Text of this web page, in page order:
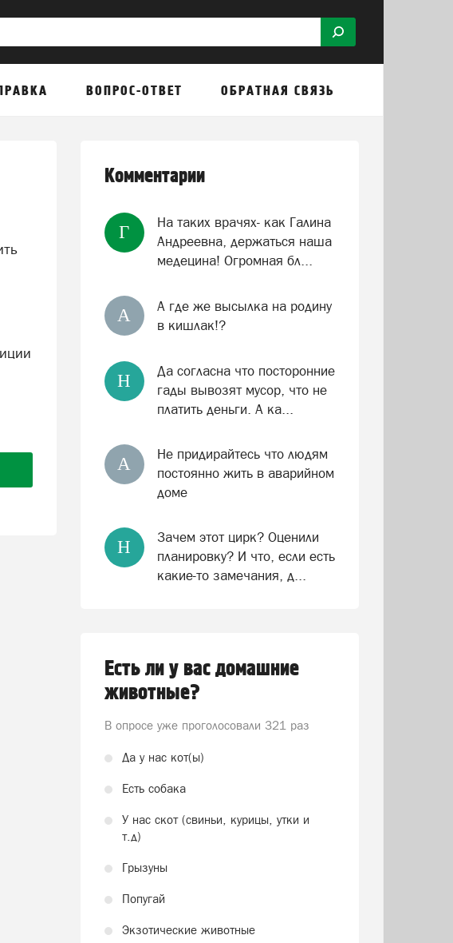
ВОПРОС-ОТВЕТ ОБРАТНАЯ СВЯЗЬ
Комментарии
Г
На таких врачях- как Галина
Андреевна, держаться наша
медецина! Огромная бл...
А
А где же высылка на родину
в кишлак!?
Н
Да согласна что посторонние
гады вывозят мусор, что не
платить деньги. А ка...
А
Не придирайтесь что людям
постоянно жить в аварийном
доме
Н
Зачем этот цирк? Оценили
планировку? И что, если есть
какие-то замечания, д...
Есть ли у вас домашние
животные?
В опросе уже проголосовали 321 раз
Да у нас кот(ы)
Есть собака
У нас скот (свиньи, курицы, утки и
т.д)
Грызуны
Попугай
Экзотические животные